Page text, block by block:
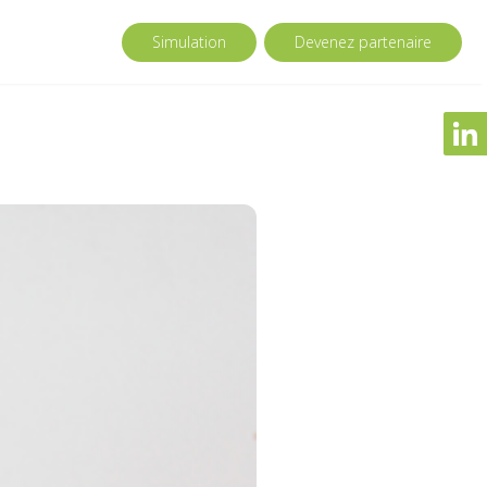
Simulation Devenez partenaire